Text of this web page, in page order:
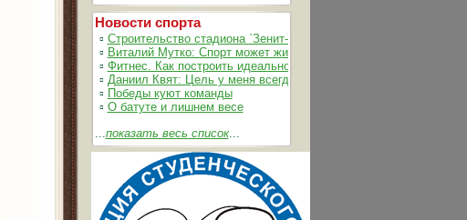
Новости спорта
▫ Строительство стадиона `Зенит-Арена` идет согласно графика
▫ Виталий Мутко: Спорт может жить без допинга
▫ Фитнес. Как построить идеальное тело
▫ Даниил Квят: Цель у меня всегда одна – выжимать из себя и
▫ Победы куют команды
▫ О батуте и лишнем весе
...показать весь список...